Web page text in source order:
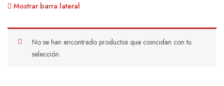
Mostrar barra lateral
No se han encontrado productos que coincidan con tu
selección.